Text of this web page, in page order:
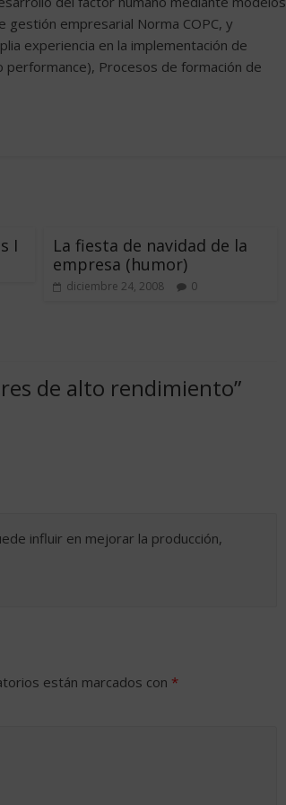
empresarial Norma COPC, y
experiencia en la implementación de
Procesos de formación de
I
La fiesta de navidad de la
empresa (humor)
diciembre 24, 2008 0
de alto rendimiento”
influir en mejorar la producción,
están marcados con *